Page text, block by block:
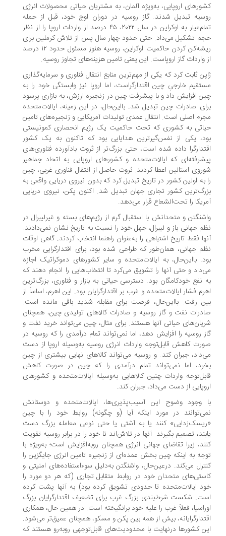
کشورهای اروپایی، به‌ویژه آلمان، به مشتریان حیاتی محصولات انرژی
روسیه تبدیل شدند. گاز روسیه در دوران اوج خود، قبل از حمله
تمام‌عیار به اوکراین در سال ۲۰۲۲، ۴۵ درصد از واردات اروپا را از نظر
حجم تشکیل می‌داد. حتی حدود چهار سال پس از تلاش کرملین برای
ریشه‌کن‌ کردن حاکمیت اوکراین، روسیه هنوز مسئول حدود ۱۲ درصد
از واردات گاز اروپاست. این یعنی تامین هزینه‌های تجاوز روسیه.
ژاپن ثابت کرد که یکی از مهم‌ترین منابع انتقال فناوری و سرمایه‌گذاری
مستقیم خارجیِ چین اقتدارگراست، اما اروپا نیز وابستگی خود را به
چین افزایش داد و با پیشرفت چین در زنجیره ارزش، به بازاری پرسود
برای صادرات چین تبدیل شد. بااین‌حال، در این زمینه، ایالات‌متحده
مجرم اصلی است. انتقال عمدی تولیدات آمریکایی و زنجیره‌های تامین
حیاتی به کشوری که تحت حاکمیت یک رژیم انحصاری کمونیستی
بود، یکی از نفس‌گیرترین هدایایی بود که تاکنون به یک کشور
اقتدارگرا داده شده است، حتی بزرگ‌تر از ثروت بادآورده فناوری‌های
پیشرفته‌ای که ایالات‌متحده و کشورهای اروپایی به اتحاد جماهیر
شوروی استالین اعطا کردند. ثروت حاصل از انتقال فناوری غربی، چین
را به اولین کشور در تاریخ تبدیل کرد که بدون نیروی دریایی واقعی به
بزرگ‌ترین کشور تجاری جهان تبدیل شد. اکنون پکن، نیروی دریایی
آمریکا را تحت‌الشعاع قرار می‌دهد.
واشنگتن و متحدانش با استقبال گرم از رژیم‌های بسته و غیرلیبرال در
نظم جهانی باز و لیبرال، جهل خود را نسبت به تاریخ نشان نمی‌دادند.
آنها فقط تاریخ اشتباهی را به‌عنوان راهنما انتخاب کردند. گاهی اوقات
نظم جهانی، همان‌طور که طراحی شده بود، برای اقتدارگرایی مخرب
بود. بااین‌حال، به ایالات‌متحده و سایر کشورهای دموکراتیک اجازه
می‌داد و حتی آنها را تشویق می‌کرد تا انتخاب‌هایی را انجام دهند که
به نفع خودکامگان بود. دسترسی حیاتی به بازار و فناوری، بزرگ‌ترین
اهرم فشار ایالات‌متحده و غرب بر اقتدارگرایان بود. این اهرم، اساساً از
بین رفت. بااین‌حال، فرصت برای مقابله شدید باقی مانده است.
صادرات نفت و گاز روسیه و صادرات کالاهای تولیدی چین، همچنان
شریان‌های حیاتی آنها هستند. برای مثال، چین می‌تواند خرید نفت و
گاز روسیه را افزایش دهد، اما نمی‌تواند تمام درآمدی را که روسیه در
صورت کاهش قابل‌توجه واردات انرژی روسیه به‌وسیله اروپا از دست
می‌داد، جبران کند. و روسیه می‌تواند کالاهای نهایی بیشتری از چین
بخرد، اما نمی‌تواند تمام درآمدی را که چین در صورت کاهش
قابل‌توجه واردات چنین کالاهایی به‌وسیله ایالات‌متحده و کشورهای
اروپایی از دست می‌داد، جبران کند.
با وجود وضوح این آسیب‌پذیری‌ها، ایالات‌متحده و دوستانش
نمی‌توانند در مورد اینکه آیا (و چگونه) روابط خود را با چین
«ریسک‌زدایی» کنند یا به آشتی یا حتی نوعی معامله بزرگ دست
یابند، تصمیم بگیرند. آنها در تلاش‌اند تا خود را در برابر روسیه تقویت
کنند، زیرا تقاضای جهانی انرژی همچنان روبه‌افزایش است؛ به‌ویژه با
توجه به اینکه چین بخش عمده‌ای از زنجیره تامین انرژی جایگزین را
کنترل می‌کند. درعین‌حال، واشنگتن به‌دلیل سوءاستفاده‌های امنیتی و
کاستی‌های متحدان خود در روابط متقابل تجاری (که هر دو مورد را
خود ایالات‌متحده تا حدودی تشویق کرده بود) به آنها پشت کرده
است. شکست شرط‌بندی بزرگ غرب برای تضعیف اقتدارگرایان بزرگ
اوراسیا، فعلاً غرب را علیه خود برانگیخته است. در همین حال، همکاری
اقتدارگرایانه، بیش از همه بین پکن و مسکو، همچنان عمیق‌تر می‌شود.
این کشورها درنهایت با محدودیت‌های قابل‌توجهی روبه‌رو هستند که